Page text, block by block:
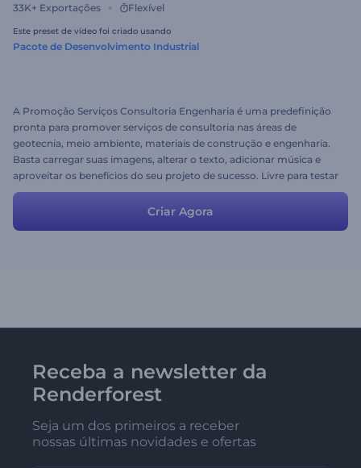
33K+ Exportações Flexível
Este preset de vídeo foi criado usando
Pacote de Desenvolvimento Industrial
A Promoção Serviços Consultoria Engenharia é uma predefinição
pronta para promover serviços de consultoria nas áreas de
geotecnia, meio ambiente, materiais de construção e engenharia.
Basta carregar suas imagens, alterar o texto, adicionar música e
aproveitar os benefícios do seu projeto de sucesso. Livre para testar
com Renderforest!
Criar Agora
Receba a newsletter da
Renderforest
Seja um dos primeiros a receber
nossas últimas novidades e ofertas